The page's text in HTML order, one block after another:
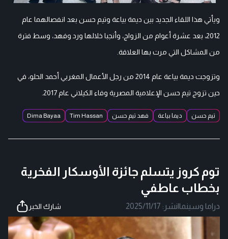
ويأتي هذا اللقاء الجديد بين ديمة بياعة وتيم حسن بعد انفصالهما عام
2012، بعد عشرة أعوام من الزواج، وأنجبا خلالها ورد وفهد، وسط فترة
من المشاكل التي مرت بها العلاقة.
وتزوجت ديمة بياعة عام 2014 من رجل الأعمال المغربي أحمد الحلو، في
حين تزوج تيم حسن الإعلامية المصرية وفاء الكيلاني عام 2017.
تيم حسن ديما بياعة فهد تيم حسن Tim Hassan
Dima Bayaa
توم كروز يتسلم جائزة الأوسكار الفخرية
بخطاب عاطفي
دراما وسينما|نشر: 2025/11/17 شارك الخبر